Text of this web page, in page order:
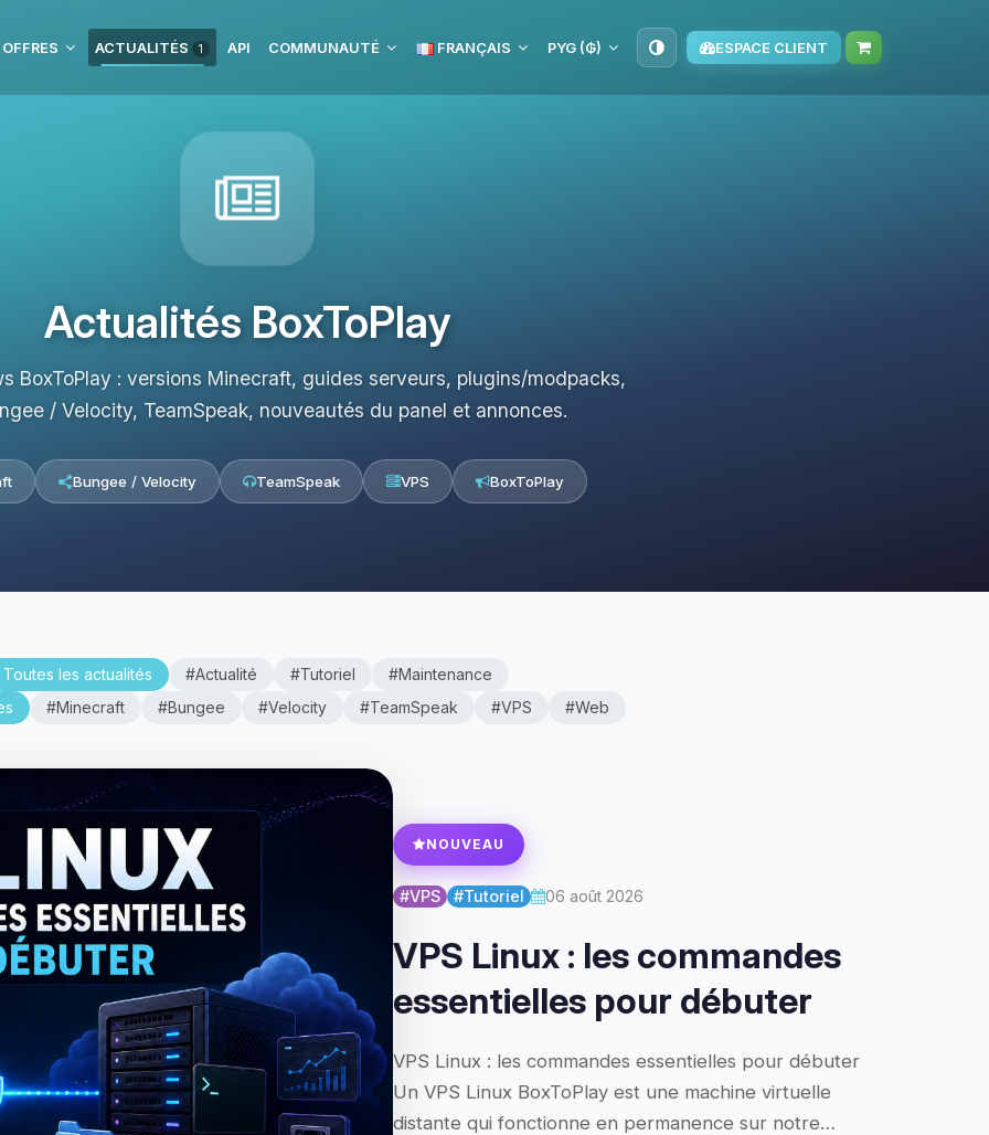
ACTUALITÉS 1 API COMMUNAUTÉ FRANÇAIS PYG (₲) ESPACE CLIENT
Actualités BoxToPlay
BoxToPlay : versions Minecraft, guides serveurs, plugins/modpacks,
/ Velocity, TeamSpeak, nouveautés du panel et annonces.
Bungee / Velocity TeamSpeak VPS BoxToPlay
Toutes les actualités #Actualité #Tutoriel
#Maintenance
#Minecraft #Bungee #Velocity #TeamSpeak #VPS #Web
NOUVEAU
#VPS #Tutoriel 06 août 2026
VPS Linux : les commandes
essentielles pour débuter
VPS Linux : les commandes essentielles pour débuter
Un VPS Linux BoxToPlay est une machine virtuelle
distante qui fonctionne en permanence sur notre…